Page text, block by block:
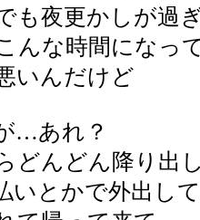
も夜更かしが過
んな時間になっ
いんだけど
…あれ？
どんどん降り出
いとかで外出して